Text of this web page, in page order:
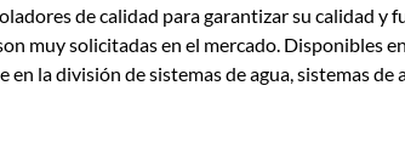
de calidad para garantizar su calidad y
muy solicitadas en el mercado. Disponibles
la división de sistemas de agua, sistemas de